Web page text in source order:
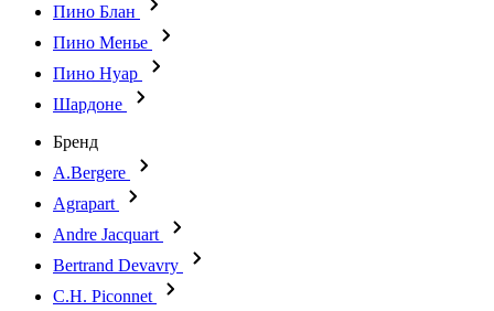
Пино Блан
Пино Менье
Пино Нуар
Шардоне
Бренд
A.Bergere
Agrapart
Andre Jacquart
Bertrand Devavry
C.H. Piconnet